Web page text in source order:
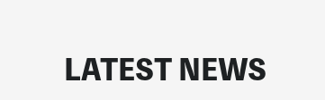
LATEST NEWS